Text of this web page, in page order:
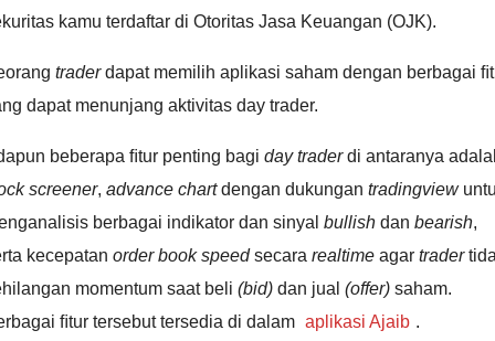
kamu terdaftar di Otoritas Jasa Keuangan (OJK).
traderdapat memilih aplikasi saham dengan berbagai
dapat menunjang aktivitas day trader.
beberapa ﬁtur penting bagi day traderdi antaranya
screener, advance chartdengan dukungan tradingview
berbagai indikator dan sinyal bullish dan bearish,
kecepatan order book speedsecara realtime agar trader
momentum saat beli (bid) dan jual (offer) saham.
ﬁtur tersebut tersedia di dalam aplikasi Ajaib .